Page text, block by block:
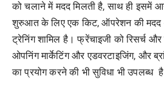
को चलाने में मदद मिलती है, साथ ही इसमें
शुरुआत के लिए एक किट, ऑपरेशन की
ट्रेनिंग शामिल है। फ्रेंचाइजी को रिसर्च
ओपनिंग मार्केटिंग और एडवरटाइजिंग, और
का प्रयोग करने की भी सुविधा भी उपलब्ध